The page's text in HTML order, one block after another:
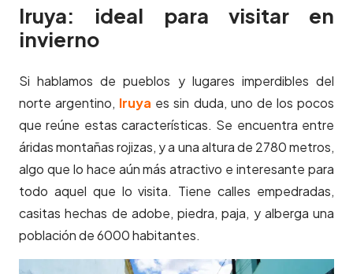
Iruya: ideal para visitar en
invierno
Si hablamos de pueblos y lugares imperdibles del
norte argentino, Iruya es sin duda, uno de los pocos
que reúne estas características. Se encuentra entre
áridas montañas rojizas, y a una altura de 2780 metros,
algo que lo hace aún más atractivo e interesante para
todo aquel que lo visita. Tiene calles empedradas,
casitas hechas de adobe, piedra, paja, y alberga una
población de 6000 habitantes.